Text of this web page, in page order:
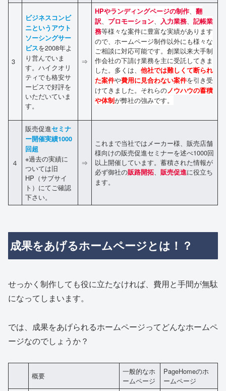
3
ビジネスコンビ
ニというアウト
ソーシングサー
ビスを2008年よ
り営んでいま
す。ハイクオリ
ティでも格安サ
ービスで好評を
いただいていま
す。
⇒
HPやランディングページの制作、翻
訳、 プロモーション、 入力業務、記帳業
務等様々な案件に豊富な実績があります
ので、ホームページ制作以外にも様々な
ご相談に対応可能です。創業以来大手制
作会社の下請け業務を主に受託してきま
した。多くは、他社では難しくて断られ
た案件や費用に見合わない案件を引き受
けてきました。それらのノウハウの蓄積
や体制が弊社の強みです。
４
販売促進セミナ
ー開催実績1000
回超
※過去の実績に
ついては旧
HP（サブサイ
ト）にてご確認
下さい。
⇒
これまで当社ではメーカー様、販売店舗
様向けの販売促進セミナーを述べ1000回
以上開催しています。蓄積された情報が
必ず御社の販路開拓、販売促進に役立ち
ます。
成果をあげるホームページとは！？
せっかく制作しても役に立たなければ、費用と手間が無駄
になってしまいます。
では、成果をあげられるホームページってどんなホームペ
ージなのでしょうか？
概要
一般的なホ
ームページ
PageHomeのホ
ームページ